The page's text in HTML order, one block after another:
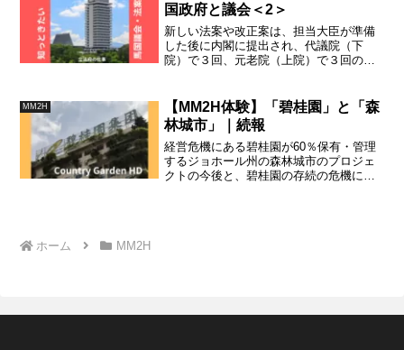
国政府と議会＜2＞
新しい法案や改正案は、担当大臣が準備
した後に内閣に提出され、代議院（下
院）で３回、元老院（上院）で３回の審
と自己主張の嵐となり、いつまでも話が
進まなくなってしまいます。
MM2H
【MM2H体験】「碧桂園」と「森
林城市」｜続報
経営危機にある碧桂園が60％保有・管理
するジョホール州の森林城市のプロジェ
クトの今後と、碧桂園の存続の危機につ
ホーム MM2H